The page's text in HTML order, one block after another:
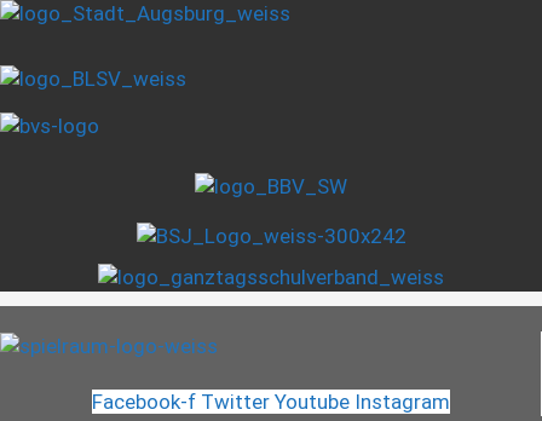
Facebook-f Twitter Youtube Instagram